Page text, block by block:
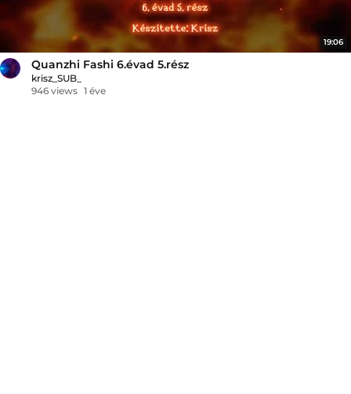
19:06
Quanzhi Fashi 6.évad 5.rész
krisz_SUB_
946 views 1 éve